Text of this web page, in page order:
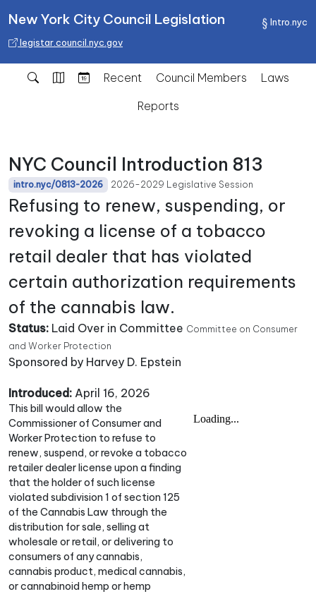
Intro.nyc
New York City Council Legislation
legistar.council.nyc.gov
Recent Council Members
Laws
Reports
NYC Council Introduction 813
intro.nyc/0813-2026 2026-2029 Legislative Session
Refusing to renew, suspending, or
revoking a license of a tobacco
retail dealer that has violated
certain authorization requirements
of the cannabis law.
Status: Laid Over in Committee Committee on Consumer
and Worker Protection
Sponsored by Harvey D. Epstein
Introduced: April 16, 2026
This bill would allow the
Commissioner of Consumer and
Worker Protection to refuse to
renew, suspend, or revoke a tobacco
retailer dealer license upon a finding
that the holder of such license
violated subdivision 1 of section 125
of the Cannabis Law through the
distribution for sale, selling at
wholesale or retail, or delivering to
consumers of any cannabis,
cannabis product, medical cannabis,
or cannabinoid hemp or hemp